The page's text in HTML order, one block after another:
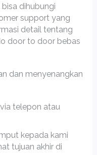
dihubungi
support yang
detail tentang
door to door bebas
dan menyenangkan
telepon atau
kepada kami
tujuan akhir di